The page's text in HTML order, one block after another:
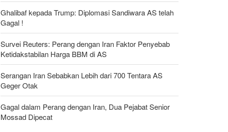
Ghalibaf kepada Trump: Diplomasi Sandiwara AS telah
Gagal !
Survei Reuters: Perang dengan Iran Faktor Penyebab
Ketidakstabilan Harga BBM di AS
Serangan Iran Sebabkan Lebih dari 700 Tentara AS
Geger Otak
Gagal dalam Perang dengan Iran, Dua Pejabat Senior
Mossad Dipecat